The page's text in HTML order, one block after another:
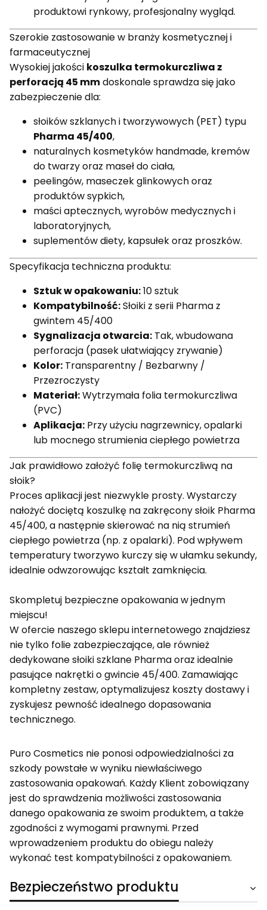
produktowi rynkowy, profesjonalny wygląd.
Szerokie zastosowanie w branży kosmetycznej i
farmaceutycznej
Wysokiej jakości koszulka termokurczliwa z
perforacją 45 mmdoskonale sprawdza się jako
zabezpieczenie dla:
słoików szklanych i tworzywowych (PET) typu
Pharma 45/400,
naturalnych kosmetyków handmade, kremów
do twarzy oraz maseł do ciała,
peelingów, maseczek glinkowych oraz
produktów sypkich,
maści aptecznych, wyrobów medycznych i
laboratoryjnych,
suplementów diety, kapsułek oraz proszków.
Specyfikacja techniczna produktu:
Sztuk w opakowaniu:10 sztuk
Kompatybilność:Słoiki z serii Pharma z
gwintem 45/400
Sygnalizacja otwarcia: Tak, wbudowana
perforacja (pasek ułatwiający zrywanie)
Kolor: Transparentny / Bezbarwny /
Przezroczysty
Materiał:Wytrzymała folia termokurczliwa
(PVC)
Aplikacja: Przy użyciu nagrzewnicy, opalarki
lub mocnego strumienia ciepłego powietrza
Jak prawidłowo założyć folię termokurczliwą na
słoik?
Proces aplikacji jest niezwykle prosty. Wystarczy
nałożyć dociętą koszulkę na zakręcony słoik Pharma
45/400, a następnie skierować na nią strumień
ciepłego powietrza (np. z opalarki). Pod wpływem
temperatury tworzywo kurczy się w ułamku sekundy,
idealnie odwzorowując kształt zamknięcia.
Skompletuj bezpieczne opakowania w jednym
miejscu!
W ofercie naszego sklepu internetowego znajdziesz
nie tylko folie zabezpieczające, ale również
dedykowane słoiki szklane Pharma oraz idealnie
pasujące nakrętki o gwincie 45/400. Zamawiając
kompletny zestaw, optymalizujesz koszty dostawy i
zyskujesz pewność idealnego dopasowania
technicznego.
Puro Cosmetics nie ponosi odpowiedzialności za
szkody powstałe w wyniku niewłaściwego
zastosowania opakowań. Każdy Klient zobowiązany
jest do sprawdzenia możliwości zastosowania
danego opakowania ze swoim produktem, a także
zgodności z wymogami prawnymi. Przed
wprowadzeniem produktu do obiegu należy
wykonać test kompatybilności z opakowaniem.
Bezpieczeństwo produktu